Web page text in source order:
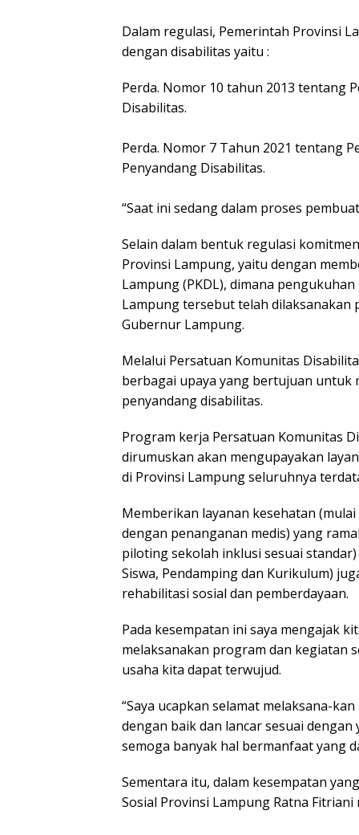
Dalam regulasi, Pemerintah Provinsi
dengan disabilitas yaitu :
Perda. Nomor 10 tahun 2013 tentang
Disabilitas.
Perda. Nomor 7 Tahun 2021 tentang
Penyandang Disabilitas.
“Saat ini sedang dalam proses
Selain dalam bentuk regulasi
Provinsi Lampung, yaitu dengan
Lampung (PKDL), dimana
Lampung tersebut telah dilaksanakan
Gubernur Lampung.
Melalui Persatuan Komunitas
berbagai upaya yang bertujuan untuk
penyandang disabilitas.
Program kerja Persatuan Komunitas
dirumuskan akan mengupayakan
di Provinsi Lampung seluruhnya
Memberikan layanan kesehatan
dengan penanganan medis) yang
piloting sekolah inklusi sesuai
Siswa, Pendamping dan Kurikulum)
rehabilitasi sosial dan pemberdayaan.
Pada kesempatan ini saya mengajak
melaksanakan program dan kegiatan
usaha kita dapat terwujud.
“Saya ucapkan selamat melaksana-
dengan baik dan lancar sesuai
semoga banyak hal bermanfaat yang
Sementara itu, dalam kesempatan
Sosial Provinsi Lampung Ratna Fitriani